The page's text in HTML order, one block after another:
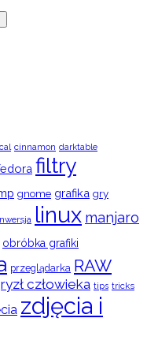
cinnamon darktable
filtry
gnome grafika gry
linux manjaro
obróbka grafiki
przeglądarka RAW
człowieka tips tricks
zdjęcia i